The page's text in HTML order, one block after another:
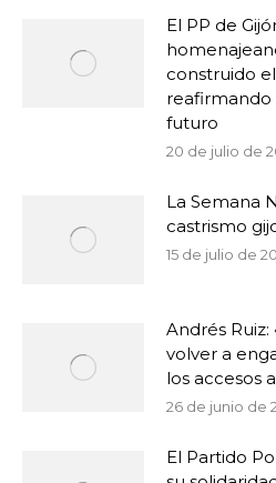
El PP de
construido
reafirmando
futuro
20 de julio de
La Semana
castrismo
15 de julio de
Andrés Ruiz:
volver a
los accesos
26 de junio de
El Partido